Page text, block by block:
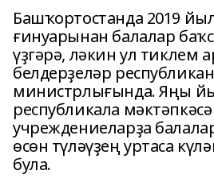
Башҡортостанда 2019
ғинуарынан балалар
үҙгәрә, ләкин ул тиклем
белдерҙеләр
министрлығында. Яңы
республикала мәктәпкәсә
учреждениеларҙа
өсөн түләүҙең уртаса
була.